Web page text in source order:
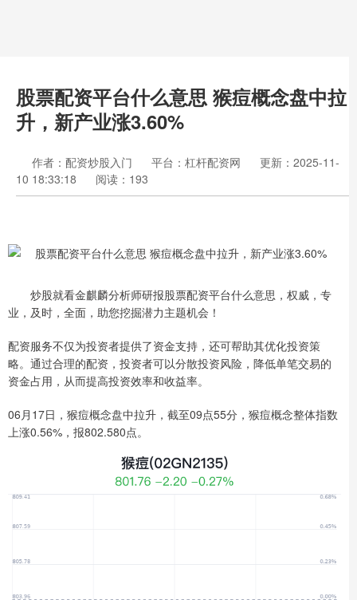
股票配资平台什么意思 猴痘概念盘中拉
升，新产业涨3.60%
作者：配资炒股入门 平台：杠杆配资网
更新：2025-11-
10 18:33:18
阅读：193
炒股就看金麒麟分析师研报股票配资平台什么意思，权威，专
业，及时，全面，助您挖掘潜力主题机会！
配资服务不仅为投资者提供了资金支持，还可帮助其优化投资策
略。通过合理的配资，投资者可以分散投资风险，降低单笔交易的
资金占用，从而提高投资效率和收益率。
06月17日，猴痘概念盘中拉升，截至09点55分，猴痘概念整体指数
上涨0.56%，报802.580点。